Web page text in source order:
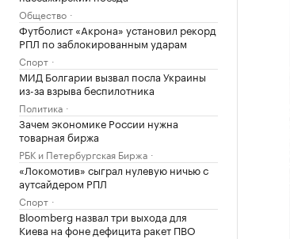
Общество
Футболист «Акрона» установил рекорд
РПЛ по заблокированным ударам
Спорт
МИД Болгарии вызвал посла Украины
из-за взрыва беспилотника
Политика
Зачем экономике России нужна
товарная биржа
РБК и Петербургская Биржа
«Локомотив» сыграл нулевую ничью с
аутсайдером РПЛ
Спорт
Bloomberg назвал три выхода для
Киева на фоне дефицита ракет ПВО